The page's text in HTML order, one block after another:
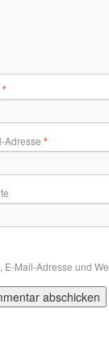
*
Adresse *
E-Mail-Adresse und